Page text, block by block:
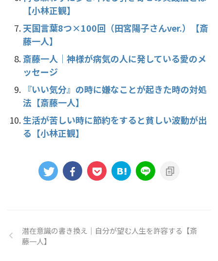
【小林正観】
天国言葉8つ×100回（田宮陽子さんver.）【斎
藤一人】
斎藤一人｜神様が病気の人に発している愛のメ
ッセージ
『いい気分』の時に嫌なことが起きた時の対処
法【斎藤一人】
生活が苦しい時に節約をすると貧しい波動が出
る【小林正観】
潜在意識の書き換え｜自分が望む人生を許容する【斎
藤一人】